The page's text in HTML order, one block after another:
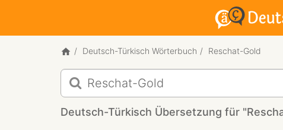
Deutsch-Türkisch Wörterbuch Reschat-Gold
Deutsch-
Türkisch
Übersetzung
für
Deutsch-Türkisch Übersetzung für